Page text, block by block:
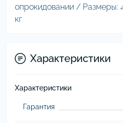
опрокидовании / Размеры:
кг
Характеристики
Характеристики
Гарантия